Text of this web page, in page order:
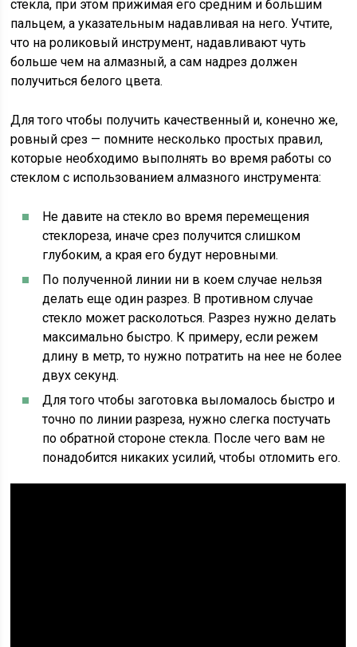
стекла, при этом прижимая его средним и большим
пальцем, а указательным надавливая на него. Учтите,
что на роликовый инструмент, надавливают чуть
больше чем на алмазный, а сам надрез должен
получиться белого цвета.
Для того чтобы получить качественный и, конечно же,
ровный срез — помните несколько простых правил,
которые необходимо выполнять во время работы со
стеклом с использованием алмазного инструмента:
Не давите на стекло во время перемещения
стеклореза, иначе срез получится слишком
глубоким, а края его будут неровными.
По полученной линии ни в коем случае нельзя
делать еще один разрез. В противном случае
стекло может расколоться. Разрез нужно делать
максимально быстро. К примеру, если режем
длину в метр, то нужно потратить на нее не более
двух секунд.
Для того чтобы заготовка выломалось быстро и
точно по линии разреза, нужно слегка постучать
по обратной стороне стекла. После чего вам не
понадобится никаких усилий, чтобы отломить его.